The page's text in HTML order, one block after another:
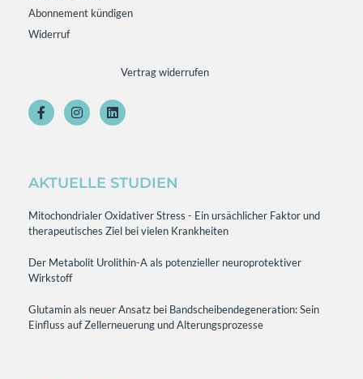
Abonnement kündigen
Widerruf
Vertrag widerrufen
AKTUELLE STUDIEN
Mitochondrialer Oxidativer Stress - Ein ursächlicher Faktor und
therapeutisches Ziel bei vielen Krankheiten
Der Metabolit Urolithin-A als potenzieller neuroprotektiver
Wirkstoff
Glutamin als neuer Ansatz bei Bandscheibendegeneration: Sein
Einfluss auf Zellerneuerung und Alterungsprozesse